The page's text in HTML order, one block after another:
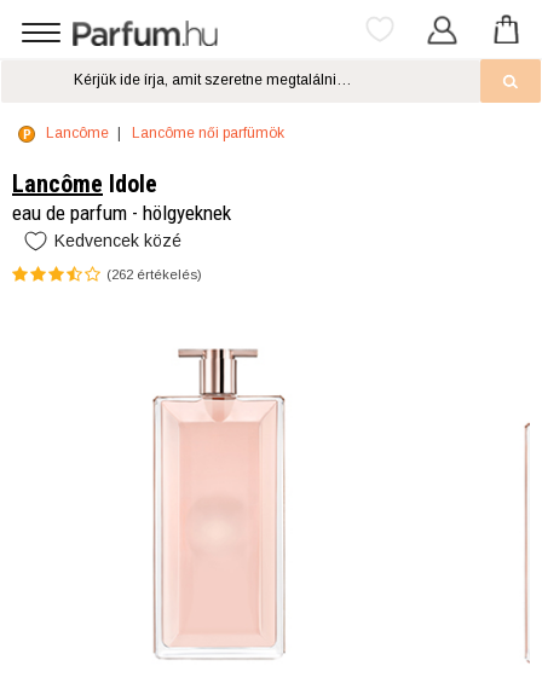
Lancôme Lancôme női parfümök
Lancôme Idole
eau de parfum - hölgyeknek
Kedvencek közé
(262 értékelés)